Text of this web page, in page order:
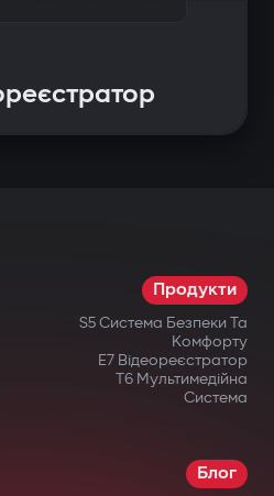
Продукти
S5 Система Безпеки Та
Комфорту
E7 Відеореєстратор
T6 Мультимедійна
Система
Блог